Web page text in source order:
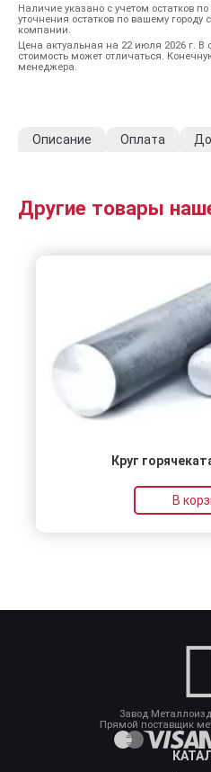
Наличие указано с учетом остатков
уточнения остатков по вашему
компании.
Цена актуальная на 22 июля 2026 г. В
стоимость может отличаться.
менеджера.
Описание Оплата
Другие товары
Круг
В
Завод
Прямой поставщик